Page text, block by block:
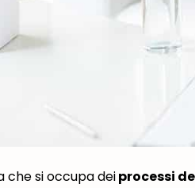
che si occupa deiprocessi